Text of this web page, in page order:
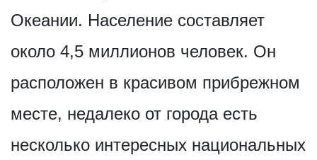
Океании. Население составляет
около 4,5 миллионов человек. Он
расположен в красивом прибрежном
месте, недалеко от города есть
несколько интересных национальных